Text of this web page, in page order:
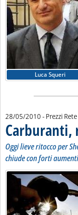
Luca Squeri
28/05/2010 - Prezzi
Carburanti,
Oggi lieve ritocco per
chiude con forti aumenti